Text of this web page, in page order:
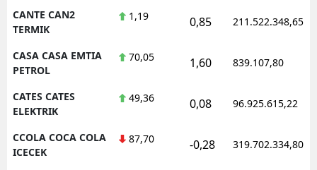
CANTE CAN2
TERMIK
1,19 0,85 211.522.348,65
CASA CASA EMTIA
PETROL
70,05 1,60 839.107,80
CATES CATES
ELEKTRIK
49,36 0,08 96.925.615,22
CCOLA COCA COLA
ICECEK
87,70 -0,28 319.702.334,80